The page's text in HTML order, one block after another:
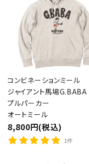
コンビネーションミール
ジャイアント馬場G.BABA
プルパーカー
オートミール
8,800円(税込)
1件